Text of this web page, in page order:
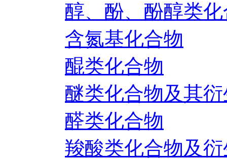
醇、酚、酚醇类
含氮基化合物
醌类化合物
醚类化合物及其
醛类化合物
羧酸类化合物及